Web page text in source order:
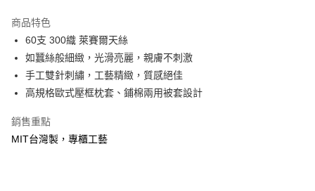
合作金庫商業銀行
華南商業銀行
上海商業儲蓄銀行
台北富邦商業銀行
國泰世華商業銀行
兆豐國際商業銀行
臺灣中小企業銀行
台中商業銀行
聯邦商業銀行
元大商業銀行
LINE Pay
Apple Pay
悠遊付
全盈+PAY
商品特色
60支 300織 萊賽爾天絲
如蠶絲般細緻，光滑亮麗，親膚不刺激
手工雙針刺繡，工藝精緻，質感絕佳
高規格歐式壓框枕套、鋪棉兩用被套設計
銷售重點
MIT台灣製，專櫃工藝